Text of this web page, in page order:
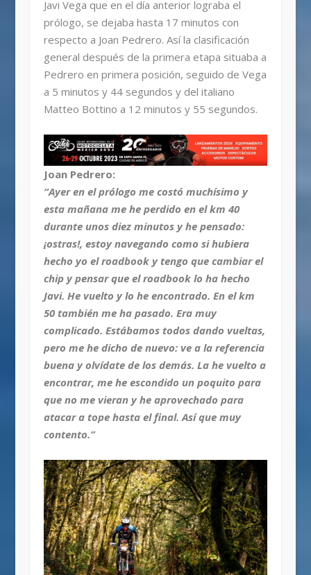
Javi Vega que en el día anterior lograba el
prólogo, se dejaba hasta 17 minutos con
respecto a Joan Pedrero. Así la clasificación
general después de la primera etapa situaba a
Pedrero en primera posición, seguido de Vega
a 5 minutos y 44 segundos y del italiano
Matteo Bottino a 12 minutos y 55 segundos.
Joan Pedrero:
“Ayer en el prólogo me costó muchísimo y
esta mañana me he perdido en el km 40
durante unos diez minutos y he pensado:
¡ostras!, estoy navegando como si hubiera
hecho yo el roadbook y tengo que cambiar el
chip y pensar que el roadbook lo ha hecho
Javi. He vuelto y lo he encontrado. En el km
50 también me ha pasado. Era muy
complicado. Estábamos todos dando vueltas,
pero me he dicho de nuevo: ve a la referencia
buena y olvídate de los demás. La he vuelto a
encontrar, me he escondido un poquito para
que no me vieran y he aprovechado para
atacar a tope hasta el final. Así que muy
contento.”